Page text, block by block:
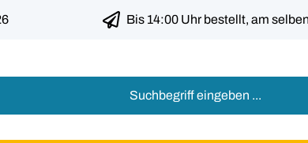
Bis 14:00 Uhr bestellt, am